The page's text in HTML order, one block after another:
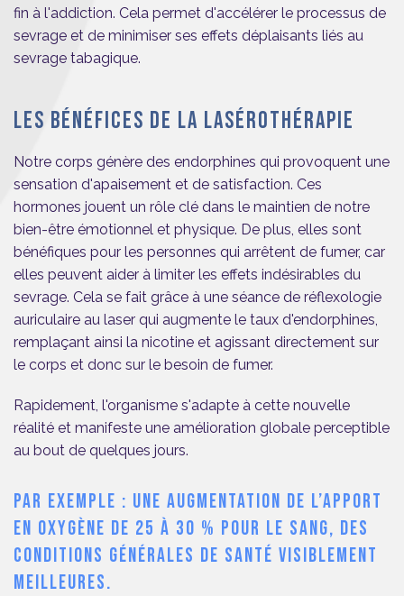
fin à l'addiction. Cela permet d'accélérer le processus de
sevrage et de minimiser ses effets déplaisants liés au
sevrage tabagique.
LES BÉNÉFICES DE LA LASÉROTHÉRAPIE
Notre corps génère des endorphines qui provoquent une
sensation d'apaisement et de satisfaction. Ces
hormones jouent un rôle clé dans le maintien de notre
bien-être émotionnel et physique. De plus, elles sont
bénéfiques pour les personnes qui arrêtent de fumer, car
elles peuvent aider à limiter les effets indésirables du
sevrage. Cela se fait grâce à une séance de réflexologie
auriculaire au laser qui augmente le taux d'endorphines,
remplaçant ainsi la nicotine et agissant directement sur
le corps et donc sur le besoin de fumer.
Rapidement, l'organisme s'adapte à cette nouvelle
réalité et manifeste une amélioration globale perceptible
au bout de quelques jours.
PAR EXEMPLE : UNE AUGMENTATION DE L’APPORT
EN OXYGÈNE DE 25 À 30 % POUR LE SANG, DES
CONDITIONS GÉNÉRALES DE SANTÉ VISIBLEMENT
MEILLEURES.